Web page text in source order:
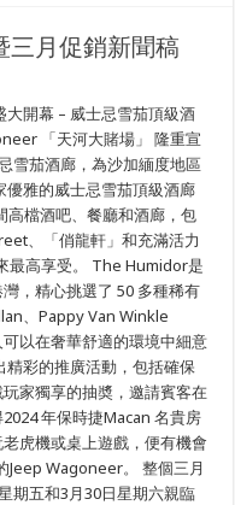
三月促銷新聞稿
開幕 – 威士忌雪茄頂級酒
「天河大賭場」 隆重宣
雪茄酒廊，為沙加緬度地區
優雅的威士忌雪茄頂級酒廊
高檔酒吧、餐廳和酒廊，包
、「俏龍軒」和充滿活力
最高享受。 The Humidor是
，精心挑選了 50 多種稀有
、Pappy Van Winkle
以在奢華舒適的環境中細意
彩的推廣活動，包括確保
家獨享的抽奬，邀請賓客在
年保時捷Macan 名貴房
虎機或桌上遊戲，便有機會
Jeep Wagoneer。 整個三月
期五和3月30日星期六親臨